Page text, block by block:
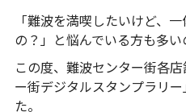
「難波を満喫したいけど、
の？」と悩んでいる方も多
この度、難波センター街各
ー街デジタルスタンプラリ
た。